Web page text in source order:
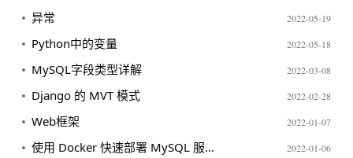
异常 2022-05-19
Python中的变量 2022-05-18
MySQL字段类型详解 2022-03-08
Django 的 MVT 模式 2022-02-28
Web框架 2022-01-07
使用 Docker 快速部署 MySQL 服务指南 2022-01-06